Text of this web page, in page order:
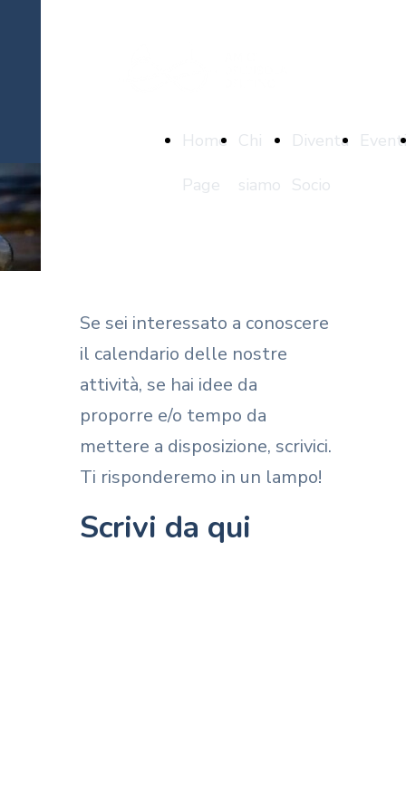
Home
Page
Chi
siamo
Diventa
Socio
Eventi
Se sei interessato a conoscere
il calendario delle nostre
attività, se hai idee da
proporre e/o tempo da
mettere a disposizione, scrivici.
Ti risponderemo in un lampo!
Scrivi da qui